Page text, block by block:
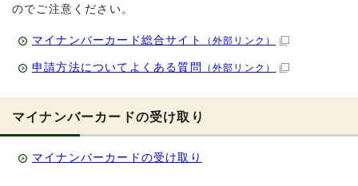
のでご注意ください。
マイナンバーカード総合サイト （外部リンク）
申請方法についてよくある質問 （外部リンク）
マイナンバーカードの受け取り
マイナンバーカードの受け取り